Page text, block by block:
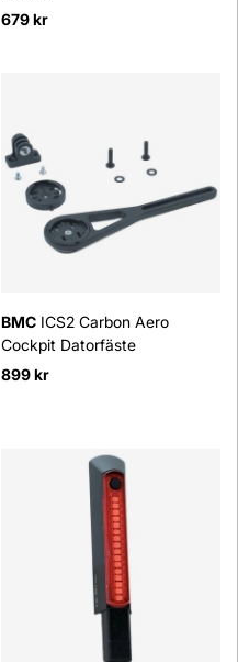
679 kr
BMC ICS2 Carbon Aero
Cockpit Datorfäste
899 kr